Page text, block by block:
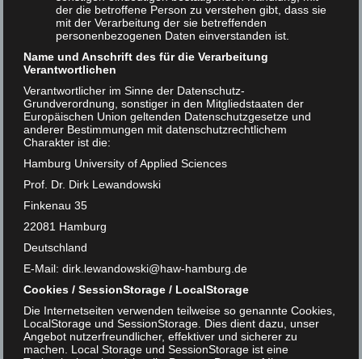
Showreel –Sebastian Schultheißund
Koop
Have a brief look on the various studies conducted with the
assistance of RAT and on the specific features of RAT that were
retrieval effectiveness studies in fields like political, health or
information science.
der die betroffene Person zu verstehen gibt, dass sie
mit der Verarbeitung der sie betreffenden
personenbezogenen Daten einverstanden ist.
Name und Anschrift des für die Verarbeitung
Verantwortlichen
Verantwortlicher im Sinne der Datenschutz-
Grundverordnung, sonstiger in den Mitgliedstaaten der
Europäischen Union geltenden Datenschutzgesetze und
anderer Bestimmungen mit datenschutzrechtlichem
Charakter ist die:
Hamburg University of Applied Sciences
Prof. Dr. Dirk Lewandowski
Finkenau 35
22081 Hamburg
Deutschland
E-Mail: dirk.lewandowski@haw-hamburg.de
Cookies / SessionStorage / LocalStorage
Die Internetseiten verwenden teilweise so genannte Cookies,
LocalStorage und SessionStorage. Dies dient dazu, unser
Angebot nutzerfreundlicher, effektiver und sicherer zu
machen. Local Storage und SessionStorage ist eine